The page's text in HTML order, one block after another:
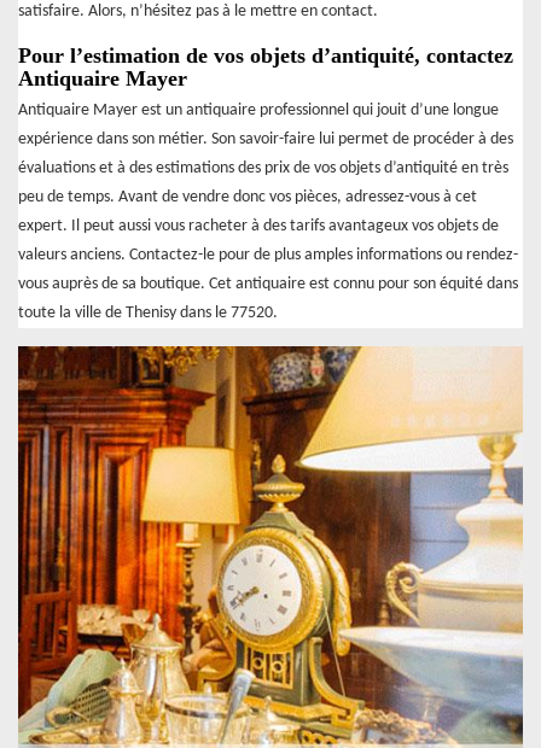
satisfaire. Alors, n’hésitez pas à le mettre en contact.
Pour l’estimation de vos objets d’antiquité, contactez
Antiquaire Mayer
Antiquaire Mayer est un antiquaire professionnel qui jouit d’une longue
expérience dans son métier. Son savoir-faire lui permet de procéder à des
évaluations et à des estimations des prix de vos objets d’antiquité en très
peu de temps. Avant de vendre donc vos pièces, adressez-vous à cet
expert. Il peut aussi vous racheter à des tarifs avantageux vos objets de
valeurs anciens. Contactez-le pour de plus amples informations ou rendez-
vous auprès de sa boutique. Cet antiquaire est connu pour son équité dans
toute la ville de Thenisy dans le 77520.